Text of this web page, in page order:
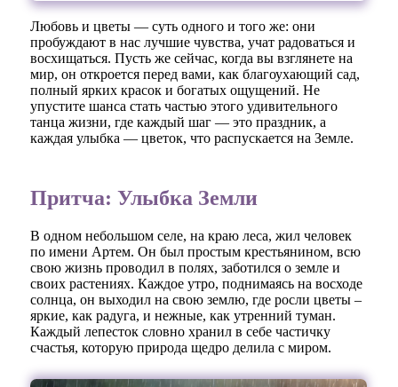
Любовь и цветы — суть одного и того же: они
пробуждают в нас лучшие чувства, учат радоваться и
восхищаться. Пусть же сейчас, когда вы взглянете на
мир, он откроется перед вами, как благоухающий сад,
полный ярких красок и богатых ощущений. Не
упустите шанса стать частью этого удивительного
танца жизни, где каждый шаг — это праздник, а
каждая улыбка — цветок, что распускается на Земле.
Притча: Улыбка Земли
В одном небольшом селе, на краю леса, жил человек
по имени Артем. Он был простым крестьянином, всю
свою жизнь проводил в полях, заботился о земле и
своих растениях. Каждое утро, поднимаясь на восходе
солнца, он выходил на свою землю, где росли цветы –
яркие, как радуга, и нежные, как утренний туман.
Каждый лепесток словно хранил в себе частичку
счастья, которую природа щедро делила с миром.